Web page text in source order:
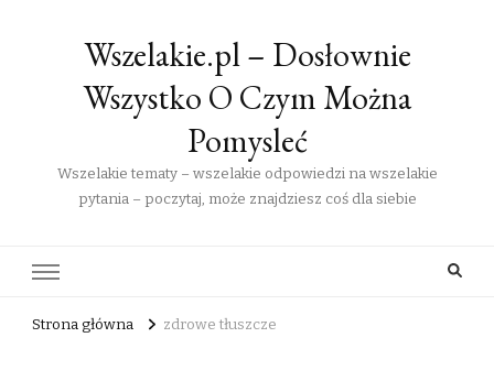
Wszelakie.pl – Dosłownie
Wszystko O Czym Można
Pomysleć
Wszelakie tematy – wszelakie odpowiedzi na wszelakie
pytania – poczytaj, może znajdziesz coś dla siebie
Strona główna zdrowe tłuszcze